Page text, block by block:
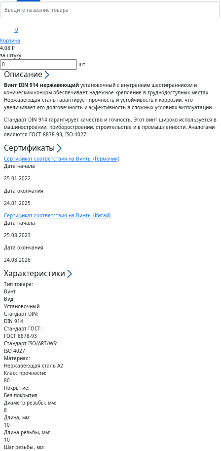
0
Корзина
Анкеры
Шплинты
Штифты
Дюбели
Шурупы
Гвозди
Шпоночный материал
Кольца стопорные
Скобы
Крюки
Вертлюги
Блоки
Сектора управления к
дроссельному клапану
Воздуховоды гибкие
Диффузоры для вентиляции
Гибкие вставки
Воздухо-распределители
4,08 ₽
за штуку
шт.
Описание
Винт DIN 914 нержавеющийустановочный с внутренним шестигранником и
коническим концом обеспечивает надежное крепление в труднодоступных местах.
Нержавеющая сталь гарантирует прочность и устойчивость к коррозии, что
увеличивает его долговечность и эффективность в сложных условиях эксплуатации.
Стандарт DIN 914 гарантирует качество и точность. Этот винт широко используется в
машиностроении, приборостроении, строительстве и в промышленности. Аналогами
являются ГОСТ 8878-93, ISO 4027.
Сертификаты
Сертификат соответствия на Винты (Германия)
Дата начала
25.01.2022
Дата окончания
24.01.2025
Сертификат соответствия на Винты (Китай)
Дата начала
25.08.2023
Дата окончания
24.08.2026
Характеристики
Тип товара:
Винт
Вид:
Установочный
Стандарт DIN:
DIN 914
Стандарт ГОСТ:
ГОСТ 8878-93
Стандарт ISO/ART/WS:
ISO 4027
Материал:
Нержавеющая сталь А2
Класс прочности:
80
Покрытие:
Без покрытия
Диаметр резьбы, мм:
8
Длина, мм:
10
Длина резьбы, мм:
10
Шаг резьбы, мм: